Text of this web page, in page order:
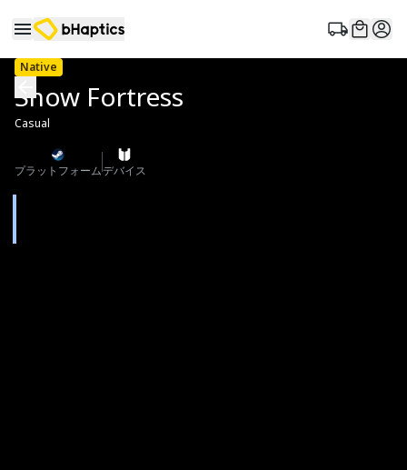
Native
Snow Fortress
Casual
プラットフォームデバイス